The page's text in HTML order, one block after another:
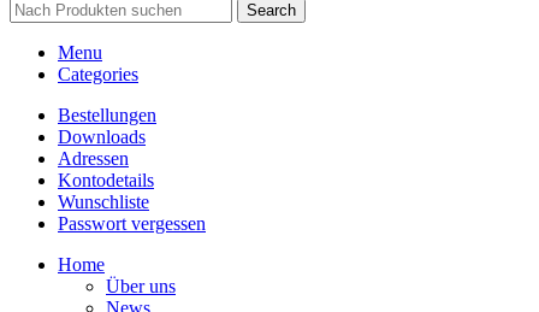
Search
Menu
Categories
Bestellungen
Downloads
Adressen
Kontodetails
Wunschliste
Passwort vergessen
Home
Über uns
News